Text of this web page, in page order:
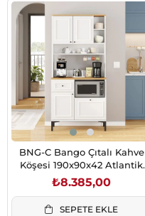
BNG-C Bango Çıtalı Kahve
Köşesi 190x90x42 Atlantik
Çam Beyaz
₺8.385,00
SEPETE EKLE